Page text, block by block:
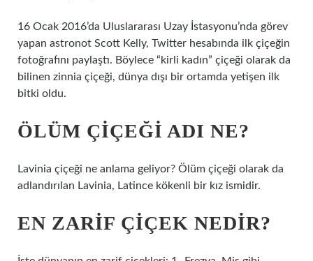
16 Ocak 2016’da Uluslararası Uzay İstasyonu’nda görev
yapan astronot Scott Kelly, Twitter hesabında ilk çiçeğin
fotoğrafını paylaştı. Böylece “kirli kadın” çiçeği olarak da
bilinen zinnia çiçeği, dünya dışı bir ortamda yetişen ilk
bitki oldu.
ÖLÜM ÇIÇEĞI ADI NE?
Lavinia çiçeği ne anlama geliyor? Ölüm çiçeği olarak da
adlandırılan Lavinia, Latince kökenli bir kız ismidir.
EN ZARIF ÇIÇEK NEDIR?